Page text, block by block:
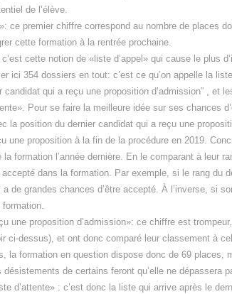
de l’élève.
ce premier chiffre correspond au nombre de places
cette formation à la rentrée prochaine.
cette notion de «liste d’appel» qui cause le plus
ici 354 dossiers en tout: c’est ce qu’on appelle la
qui a reçu une proposition d’admission” , et
Pour se faire la meilleure idée sur ses chances
la position du dernier candidat qui a reçu une
une proposition à la fin de la procédure en 2019.
la formation l’année dernière. En le comparant à leur
dans la formation. Par exemple, si le rang du
de grandes chances d’être accepté. À l’inverse, si
une proposition d’admission»: ce chiffre est
ci-dessus), et ont donc comparé leur classement à
la formation en question dispose donc de 69 places,
de certains feront qu’elle ne dépassera
d’attente» : c’est donc la liste qui arrive après le